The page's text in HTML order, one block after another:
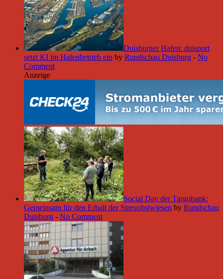
Duisburger Hafen: duisport
setzt KI im Hafenbetrieb ein by Rundschau Duisburg - No
Comment
Anzeige
Social Day der Targobank:
Gemeinsam für den Erhalt der Streuobstwiesen by Rundschau
Duisburg - No Comment